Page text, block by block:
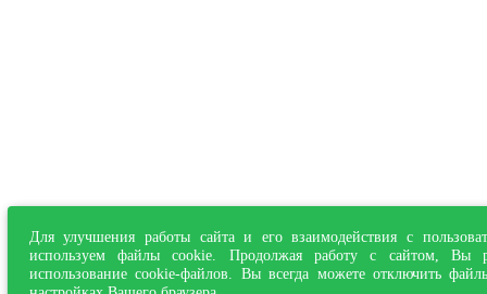
Для улучшения работы сайта и его взаимодействия с
используем файлы cookie. Продолжая работу с сайтом, Вы
использование cookie-файлов. Вы всегда можете отключить